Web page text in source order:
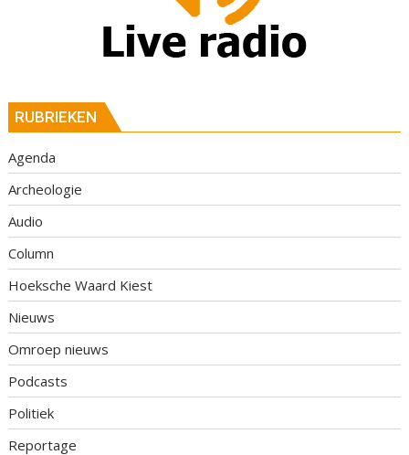
RUBRIEKEN
Agenda
Archeologie
Audio
Column
Hoeksche Waard Kiest
Nieuws
Omroep nieuws
Podcasts
Politiek
Reportage